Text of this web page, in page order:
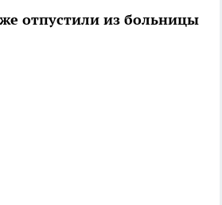
отпустили из больницы